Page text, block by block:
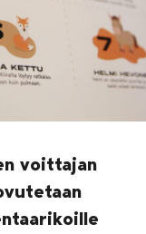
voittajan